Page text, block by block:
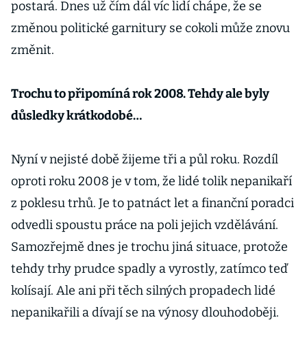
postará. Dnes už čím dál víc lidí chápe, že se
změnou politické garnitury se cokoli může znovu
změnit.
Trochu to připomíná rok 2008. Tehdy ale byly
důsledky krátkodobé…
Nyní v nejisté době žijeme tři a půl roku. Rozdíl
oproti roku 2008 je v tom, že lidé tolik nepanikaří
z poklesu trhů. Je to patnáct let a finanční poradci
odvedli spoustu práce na poli jejich vzdělávání.
Samozřejmě dnes je trochu jiná situace, protože
tehdy trhy prudce spadly a vyrostly, zatímco teď
kolísají. Ale ani při těch silných propadech lidé
nepanikařili a dívají se na výnosy dlouhodoběji.